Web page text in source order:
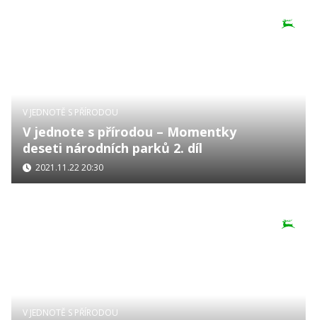
V JEDNOTĚ S PŘÍRODOU
V jednote s přírodou – Momentky
deseti národních parků 2. díl
2021.11.22 20:30
V JEDNOTĚ S PŘÍRODOU